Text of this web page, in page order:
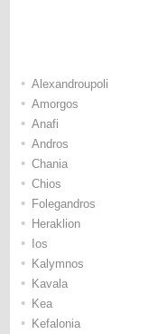
• Alexandroupoli
• Amorgos
• Anafi
• Andros
• Chania
• Chios
• Folegandros
• Heraklion
• Ios
• Kalymnos
• Kavala
• Kea
• Kefalonia